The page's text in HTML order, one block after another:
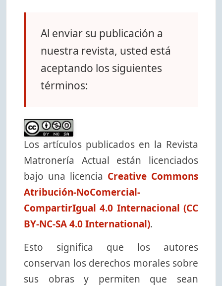
Al enviar su publicación a
nuestra revista, usted está
aceptando los siguientes
términos:
Los artículos publicados en la Revista
Matronería Actual están licenciados
bajo una licencia Creative Commons
Atribución-NoComercial-
CompartirIgual 4.0 Internacional (CC
BY-NC-SA 4.0 International).
Esto significa que los autores
conservan los derechos morales sobre
sus obras y permiten que sean